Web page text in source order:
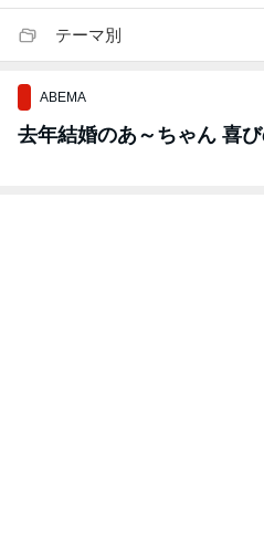
テーマ別
ABEMA
去年結婚のあ～ちゃん 喜